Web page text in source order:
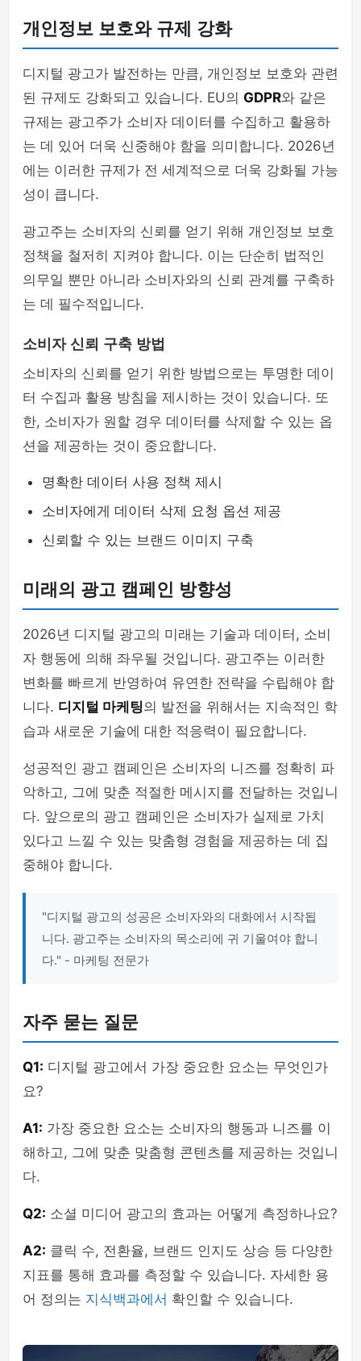
개인정보 보호와 규제 강화
디지털 광고가 발전하는 만큼, 개인정보 보호와 관련
된 규제도 강화되고 있습니다. EU의 GDPR와 같은
규제는 광고주가 소비자 데이터를 수집하고 활용하
는 데 있어 더욱 신중해야 함을 의미합니다. 2026년
에는 이러한 규제가 전 세계적으로 더욱 강화될 가능
성이 큽니다.
광고주는 소비자의 신뢰를 얻기 위해 개인정보 보호
정책을 철저히 지켜야 합니다. 이는 단순히 법적인
의무일 뿐만 아니라 소비자와의 신뢰 관계를 구축하
는 데 필수적입니다.
소비자 신뢰 구축 방법
소비자의 신뢰를 얻기 위한 방법으로는 투명한 데이
터 수집과 활용 방침을 제시하는 것이 있습니다. 또
한, 소비자가 원할 경우 데이터를 삭제할 수 있는 옵
션을 제공하는 것이 중요합니다.
명확한 데이터 사용 정책 제시
소비자에게 데이터 삭제 요청 옵션 제공
신뢰할 수 있는 브랜드 이미지 구축
미래의 광고 캠페인 방향성
2026년 디지털 광고의 미래는 기술과 데이터, 소비
자 행동에 의해 좌우될 것입니다. 광고주는 이러한
변화를 빠르게 반영하여 유연한 전략을 수립해야 합
니다. 디지털 마케팅의 발전을 위해서는 지속적인 학
습과 새로운 기술에 대한 적응력이 필요합니다.
성공적인 광고 캠페인은 소비자의 니즈를 정확히 파
악하고, 그에 맞춘 적절한 메시지를 전달하는 것입니
다. 앞으로의 광고 캠페인은 소비자가 실제로 가치
있다고 느낄 수 있는 맞춤형 경험을 제공하는 데 집
중해야 합니다.
"디지털 광고의 성공은 소비자와의 대화에서 시작됩
니다. 광고주는 소비자의 목소리에 귀 기울여야 합니
다." - 마케팅 전문가
자주 묻는 질문
Q1: 디지털 광고에서 가장 중요한 요소는 무엇인가
요?
A1: 가장 중요한 요소는 소비자의 행동과 니즈를 이
해하고, 그에 맞춘 맞춤형 콘텐츠를 제공하는 것입니
다.
Q2: 소셜 미디어 광고의 효과는 어떻게 측정하나요?
A2: 클릭 수, 전환율, 브랜드 인지도 상승 등 다양한
지표를 통해 효과를 측정할 수 있습니다. 자세한 용
어 정의는 지식백과에서 확인할 수 있습니다.